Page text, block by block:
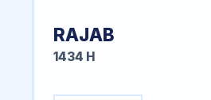
RAJAB
1434 H